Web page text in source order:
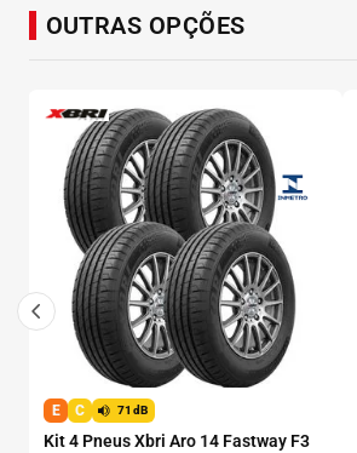
OUTRAS OPÇÕES
E C 71dB
Kit 4 Pneus Xbri Aro 14 Fastway F3